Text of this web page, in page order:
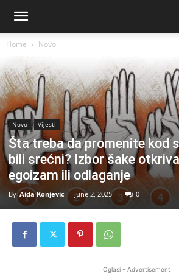
Home Novo
Novo Vijesti
Šta treba da promenite kod
bili srećni? Izbor šake
egoizam ili odlaganje
By Aida Konjevic - June 2, 2025 0
Oglasi - Advertisement